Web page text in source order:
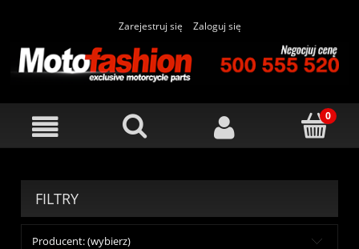
Zarejestruj się Zaloguj się
FILTRY
Producent: (wybierz)